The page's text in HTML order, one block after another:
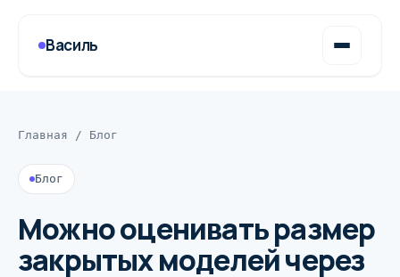
Василь
Главная / Блог
Блог
Можно оценивать размер
закрытых моделей через